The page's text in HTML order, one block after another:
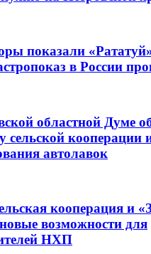
показали
в России
областной Думе
сельской кооперации
автолавок
кооперация и
возможности для
НХП